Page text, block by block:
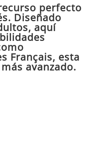
perfecto
Diseñado
aquí
Français, esta
avanzado.